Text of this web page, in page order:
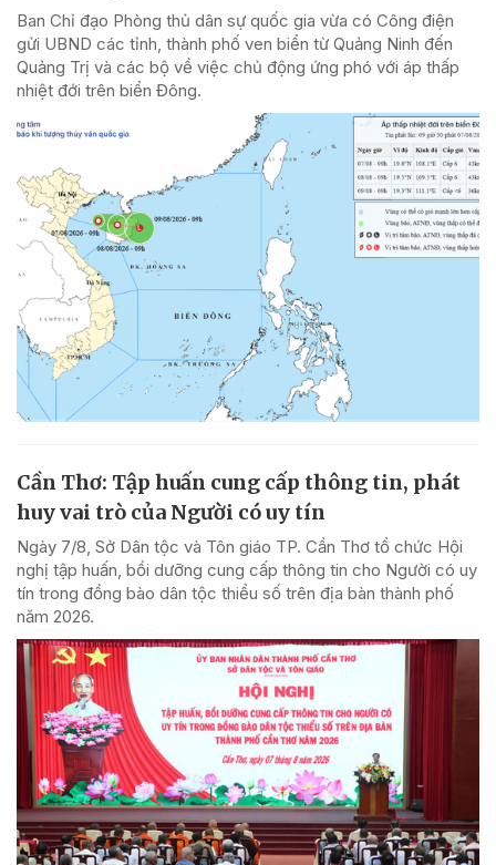
Ban Chỉ đạo Phòng thủ dân sự quốc gia vừa có Công điện
gửi UBND các tỉnh, thành phố ven biển từ Quảng Ninh đến
Quảng Trị và các bộ về việc chủ động ứng phó với áp thấp
nhiệt đới trên biển Đông.
Cần Thơ: Tập huấn cung cấp thông tin, phát
huy vai trò của Người có uy tín
Ngày 7/8, Sở Dân tộc và Tôn giáo TP. Cần Thơ tổ chức Hội
nghị tập huấn, bồi dưỡng cung cấp thông tin cho Người có uy
tín trong đồng bào dân tộc thiểu số trên địa bàn thành phố
năm 2026.